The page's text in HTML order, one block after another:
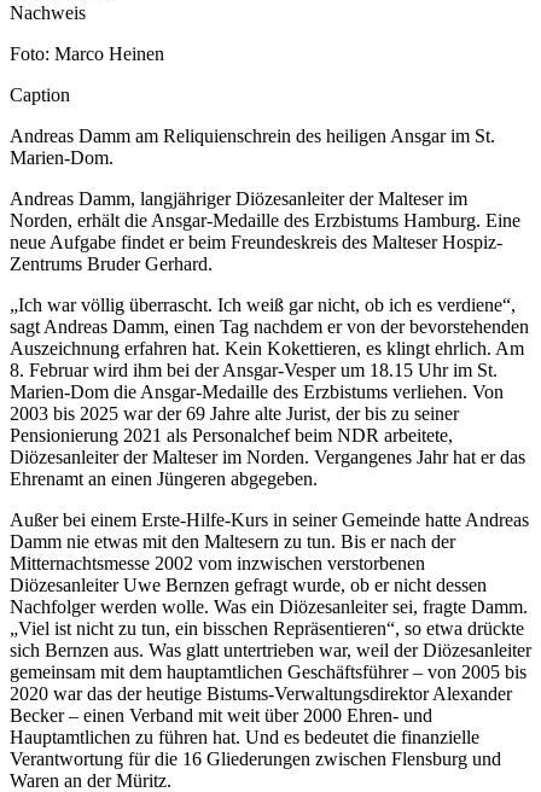
Nachweis
Foto: Marco Heinen
Caption
Andreas Damm am Reliquienschrein des heiligen Ansgar im St.
Marien-Dom.
Andreas Damm, langjähriger Diözesanleiter der Malteser im
Norden, erhält die Ansgar-Medaille des Erzbistums Hamburg. Eine
neue Aufgabe findet er beim Freundeskreis des Malteser Hospiz-
Zentrums Bruder Gerhard.
„Ich war völlig überrascht. Ich weiß gar nicht, ob ich es verdiene“,
sagt Andreas Damm, einen Tag nachdem er von der bevorstehenden
Auszeichnung erfahren hat. Kein Kokettieren, es klingt ehrlich. Am
8. Februar wird ihm bei der Ansgar-Vesper um 18.15 Uhr im St.
Marien-Dom die Ansgar-Medaille des Erzbistums verliehen. Von
2003 bis 2025 war der 69 Jahre alte Jurist, der bis zu seiner
Pensionierung 2021 als Personalchef beim NDR arbeitete,
Diözesanleiter der Malteser im Norden. Vergangenes Jahr hat er das
Ehrenamt an einen Jüngeren abgegeben.
Außer bei einem Erste-Hilfe-Kurs in seiner Gemeinde hatte Andreas
Damm nie etwas mit den Maltesern zu tun. Bis er nach der
Mitternachtsmesse 2002 vom inzwischen verstorbenen
Diözesanleiter Uwe Bernzen gefragt wurde, ob er nicht dessen
Nachfolger werden wolle. Was ein Diözesanleiter sei, fragte Damm.
„Viel ist nicht zu tun, ein bisschen Repräsentieren“, so etwa drückte
sich Bernzen aus. Was glatt untertrieben war, weil der Diözesanleiter
gemeinsam mit dem hauptamtlichen Geschäftsführer – von 2005 bis
2020 war das der heutige Bistums-Verwaltungsdirektor Alexander
Becker – einen Verband mit weit über 2000 Ehren- und
Hauptamtlichen zu führen hat. Und es bedeutet die finanzielle
Verantwortung für die 16 Gliederungen zwischen Flensburg und
Waren an der Müritz.